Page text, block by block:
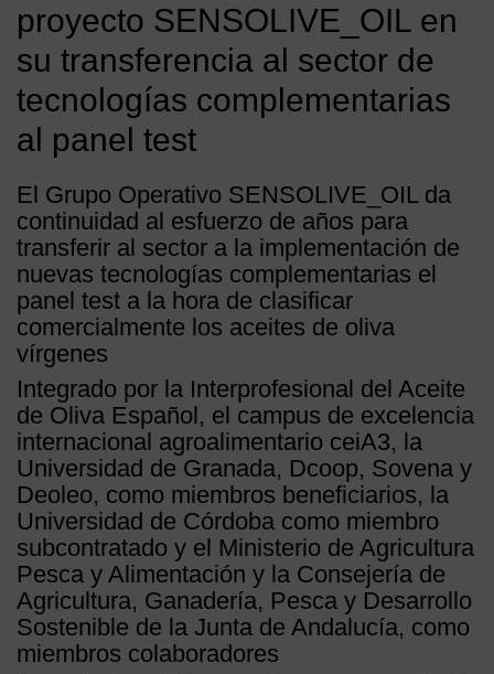
proyecto SENSOLIVE_OIL en
su transferencia al sector de
tecnologías complementarias
al panel test
El Grupo Operativo SENSOLIVE_OIL da
continuidad al esfuerzo de años para
transferir al sector a la implementación de
nuevas tecnologías complementarias el
panel test a la hora de clasificar
comercialmente los aceites de oliva
vírgenes
Integrado por la Interprofesional del Aceite
de Oliva Español, el campus de excelencia
internacional agroalimentario ceiA3, la
Universidad de Granada, Dcoop, Sovena y
Deoleo, como miembros beneficiarios, la
Universidad de Córdoba como miembro
subcontratado y el Ministerio de Agricultura
Pesca y Alimentación y la Consejería de
Agricultura, Ganadería, Pesca y Desarrollo
Sostenible de la Junta de Andalucía, como
miembros colaboradores